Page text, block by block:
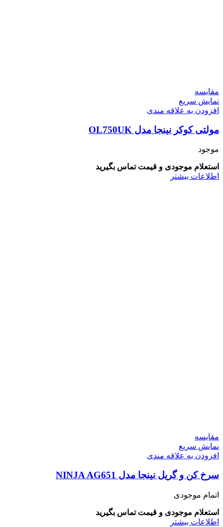
مقايسه
نمایش سریع
افزودن به علاقه مندی
مولتی کوکر نینجا مدل OL750UK
موجود
استعلام موجودی و قیمت تماس بگیرید
اطلاعات بیشتر
مقايسه
نمایش سریع
افزودن به علاقه مندی
سرخ کن و گریل نینجا مدل NINJA AG651
اتمام موجودی
استعلام موجودی و قیمت تماس بگیرید
اطلاعات بیشتر